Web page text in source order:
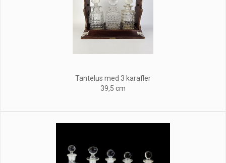
Tantelus med 3 karafler
39,5 cm